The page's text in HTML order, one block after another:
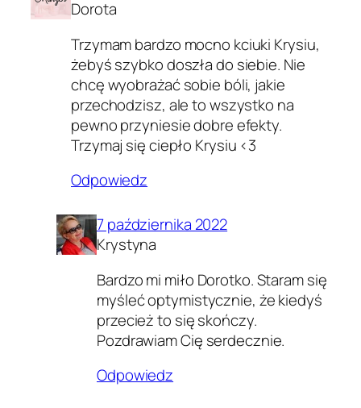
Dorota
Trzymam bardzo mocno kciuki Krysiu,
żebyś szybko doszła do siebie. Nie
chcę wyobrażać sobie bóli, jakie
przechodzisz, ale to wszystko na
pewno przyniesie dobre efekty.
Trzymaj się ciepło Krysiu <3
Odpowiedz
7 października 2022
Krystyna
Bardzo mi miło Dorotko. Staram się
myśleć optymistycznie, że kiedyś
przecież to się skończy.
Pozdrawiam Cię serdecznie.
Odpowiedz